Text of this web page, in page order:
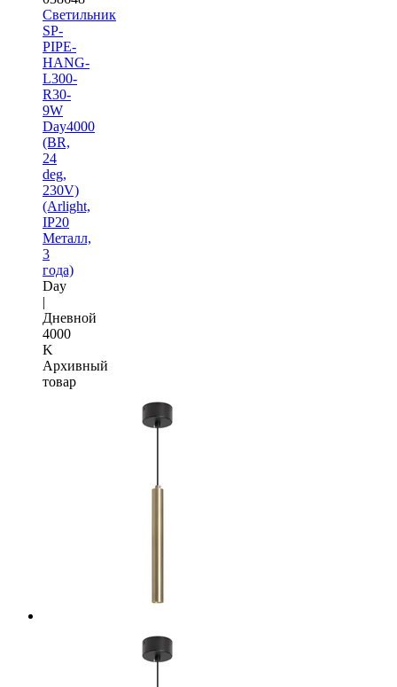
Светильник
SP-
PIPE-
HANG-
L300-
R30-
9W
Day4000
(BR,
24
deg,
230V)
(Arlight,
IP20
Металл,
3
года)
Day
|
Дневной
4000
K
Архивный
товар